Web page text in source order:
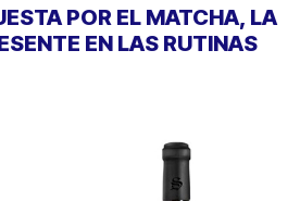
POR EL MATCHA, LA
EN LAS RUTINAS